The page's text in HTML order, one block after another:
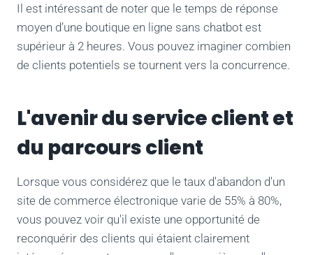
Il est intéressant de noter que le temps de réponse
moyen d’une boutique en ligne sans chatbot est
supérieur à 2 heures. Vous pouvez imaginer combien
de clients potentiels se tournent vers la concurrence.
L'avenir du service client et
du parcours client
Lorsque vous considérez que le taux d'abandon d'un
site de commerce électronique varie de 55% à 80%,
vous pouvez voir qu'il existe une opportunité de
reconquérir des clients qui étaient clairement